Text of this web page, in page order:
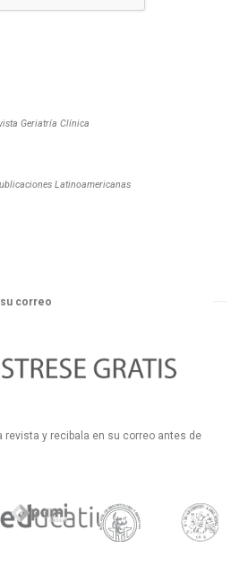
Geriatría Clí­nica
Latinoamericanas
su correo
revista y recibala en su correo antes de